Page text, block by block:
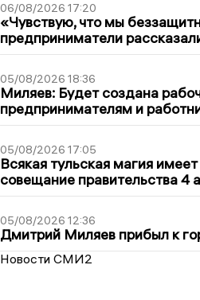
06/08/2026 17:20
«Чувствую, что мы
предприниматели
05/08/2026 18:36
Миляев: Будет создана
предпринимателям и
05/08/2026 17:05
Всякая тульская магия
совещание правительства 4
05/08/2026 12:36
Дмитрий Миляев прибыл к
Новости СМИ2